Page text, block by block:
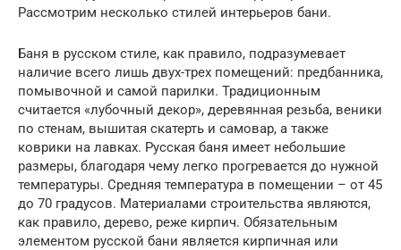
Рассмотрим несколько стилей интерьеров бани.
Баня в русском стиле, как правило, подразумевает
наличие всего лишь двух-трех помещений: предбанника,
помывочной и самой парилки. Традиционным
считается «лубочный декор», деревянная резьба, веники
по стенам, вышитая скатерть и самовар, а также
коврики на лавках. Русская баня имеет небольшие
размеры, благодаря чему легко прогревается до нужной
температуры. Средняя температура в помещении – от 45
до 70 градусов. Материалами строительства являются,
как правило, дерево, реже кирпич. Обязательным
элементом русской бани является кирпичная или